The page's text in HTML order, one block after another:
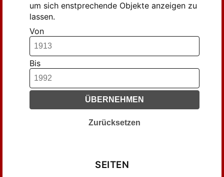
um sich enstprechende Objekte anzeigen zu
lassen.
Von
Bis
ÜBERNEHMEN
Zurücksetzen
SEITEN